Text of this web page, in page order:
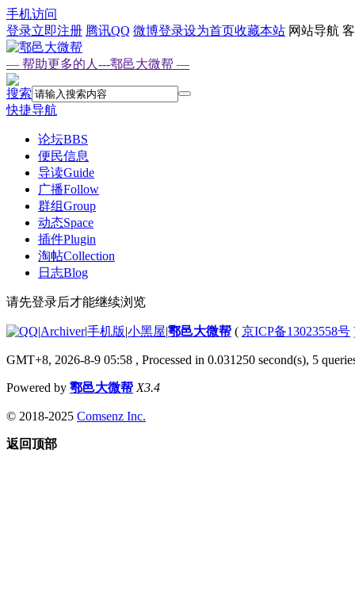
手机访问
登录立即注册 腾讯QQ 微博登录设为首页收藏本站 网站导航
— 帮助更多的人---鄠邑大微帮 —
搜索
快捷导航
论坛BBS
便民信息
导读Guide
广播Follow
群组Group
动态Space
插件Plugin
淘帖Collection
日志Blog
请先登录后才能继续浏览
|Archiver|手机版|小黑屋|鄠邑大微帮 ( 京ICP备13023558号
GMT+8, 2026-8-9 05:58 , Processed in 0.031250 second(s), 5
Powered by 鄠邑大微帮 X3.4
© 2018-2025 Comsenz Inc.
返回顶部